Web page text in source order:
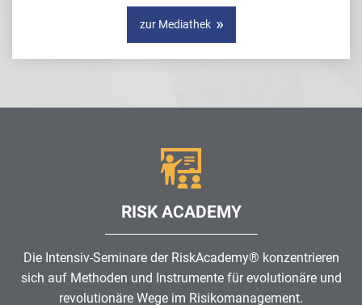
zur Mediathek
RISK ACADEMY
Die Intensiv-Seminare der RiskAcademy® konzentrieren
sich auf Methoden und Instrumente für evolutionäre und
revolutionäre Wege im Risikomanagement.